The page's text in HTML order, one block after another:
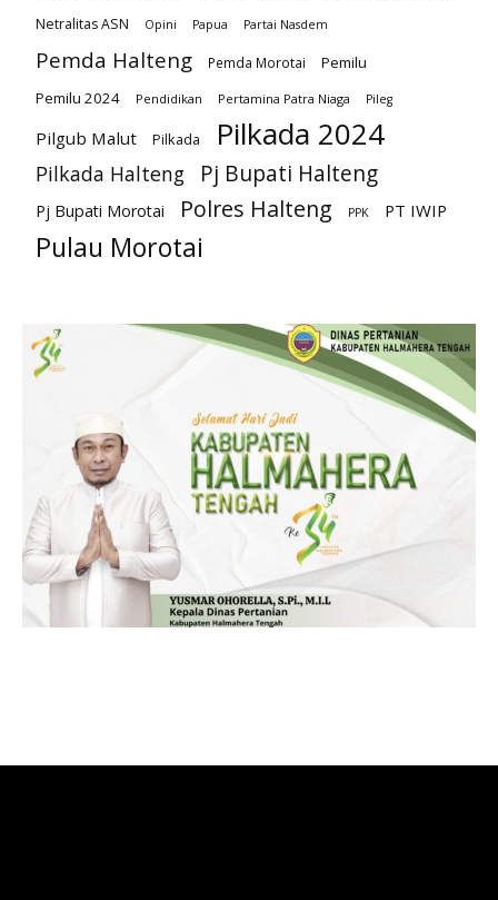
Netralitas ASN Opini Papua Partai Nasdem
Pemda Halteng Pemda Morotai
Pemilu
Pemilu 2024
Pendidikan Pertamina Patra Niaga Pileg
Pilgub Malut Pilkada Pilkada 2024
Pilkada Halteng Pj Bupati Halteng
Pj Bupati Morotai Polres Halteng PPK PT IWIP
Pulau Morotai